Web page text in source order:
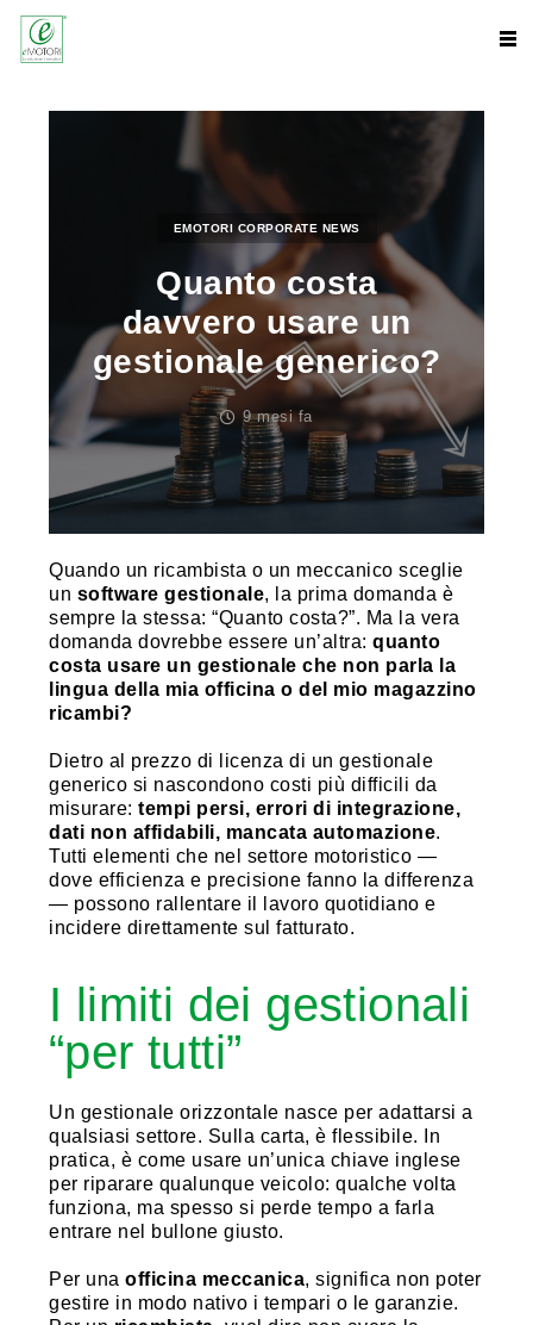
EMOTORI CORPORATE NEWS
Quanto costa
davvero usare un
gestionale generico?
9 mesi fa
Quando un ricambista o un meccanico sceglie
un software gestionale, la prima domanda è
sempre la stessa: “Quanto costa?”. Ma la vera
domanda dovrebbe essere un’altra: quanto
costa usare un gestionale che non parla la
lingua della mia officina o del mio magazzino
ricambi?
Dietro al prezzo di licenza di un gestionale
generico si nascondono costi più difficili da
misurare: tempi persi, errori di integrazione,
dati non affidabili, mancata automazione.
Tutti elementi che nel settore motoristico —
dove efficienza e precisione fanno la differenza
— possono rallentare il lavoro quotidiano e
incidere direttamente sul fatturato.
I limiti dei gestionali
“per tutti”
Un gestionale orizzontale nasce per adattarsi a
qualsiasi settore. Sulla carta, è flessibile. In
pratica, è come usare un’unica chiave inglese
per riparare qualunque veicolo: qualche volta
funziona, ma spesso si perde tempo a farla
entrare nel bullone giusto.
Per una officina meccanica, significa non poter
gestire in modo nativo i tempari o le garanzie.